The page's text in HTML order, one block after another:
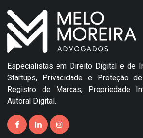
Especialistas em Direito Digital e de
Startups, Privacidade e Proteção
Registro de Marcas, Propriedade
Autoral Digital.